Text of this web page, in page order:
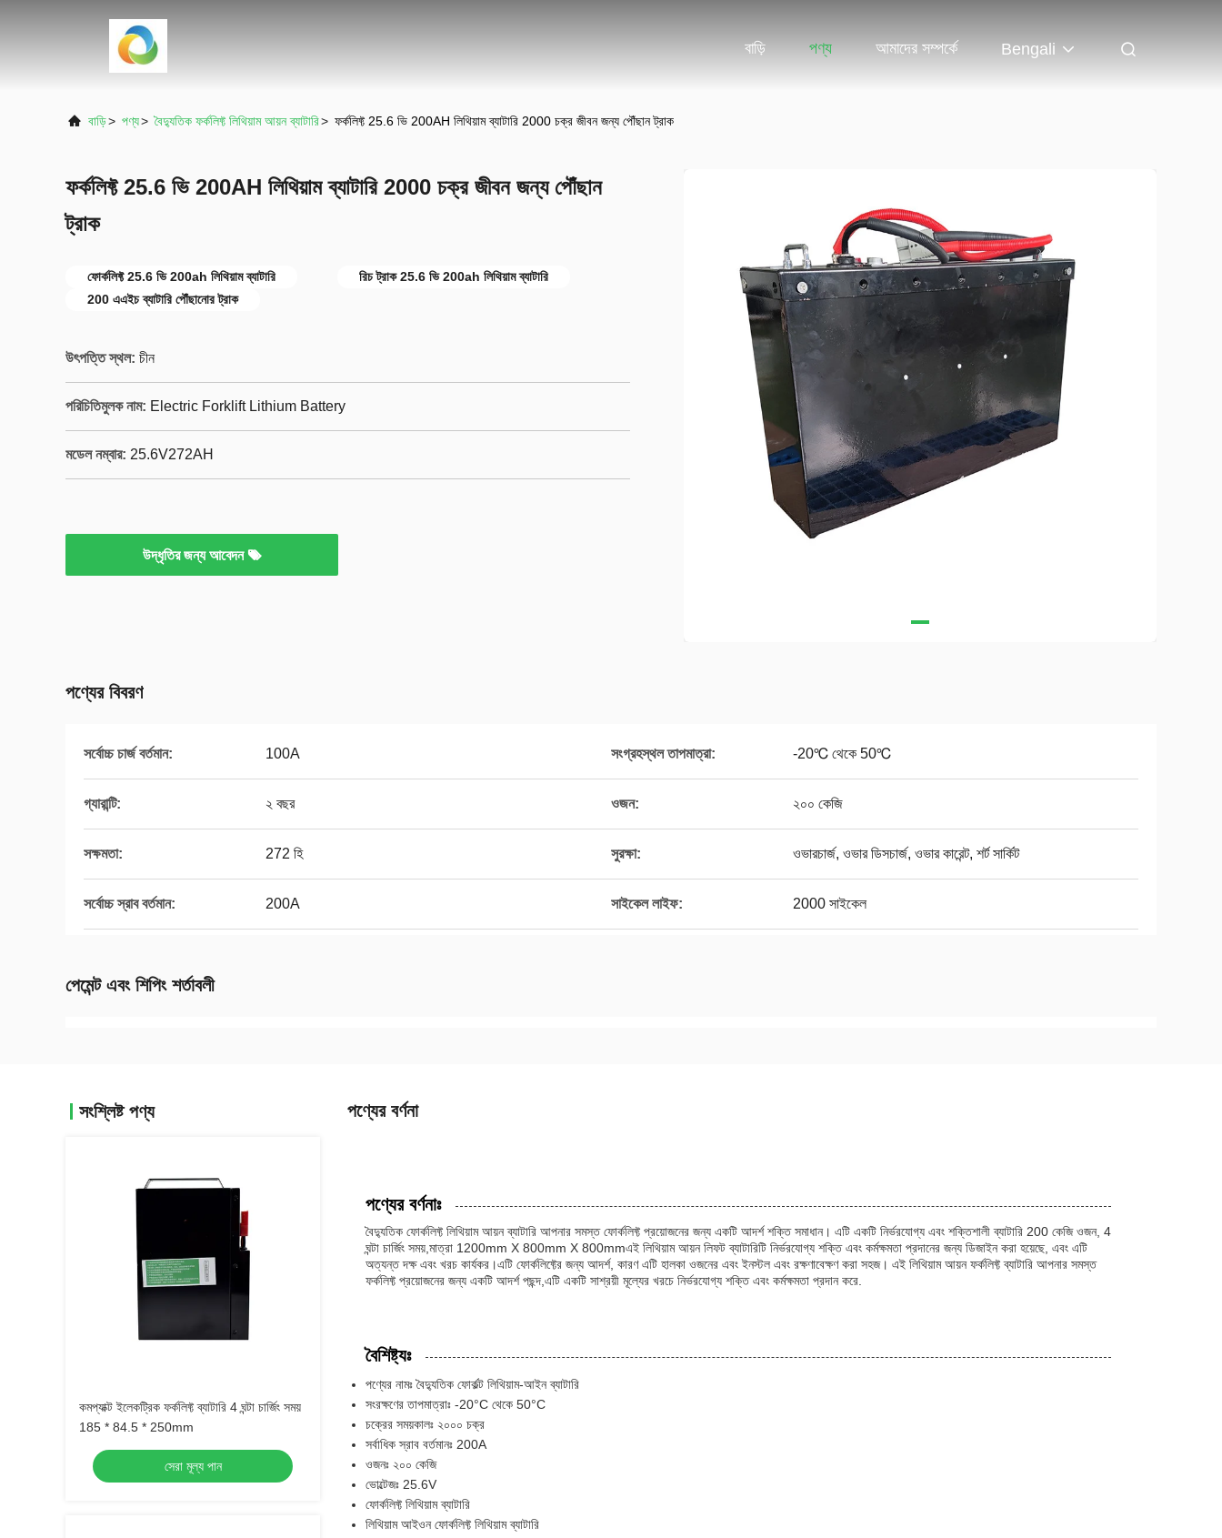
বাড়ি পণ্য আমাদের সম্পর্কে Bengali
বাড়ি> পণ্য> বৈদ্যুতিক ফর্কলিফ্ট লিথিয়াম আয়ন ব্যাটারি> ফর্কলিফ্ট 25.6 ভি 200AH লিথিয়াম ব্যাটারি 2000 চক্র জীবন জন্য পৌঁছান ট্রাক
ফর্কলিফ্ট 25.6 ভি 200AH লিথিয়াম ব্যাটারি 2000 চক্র জীবন জন্য পৌঁছান
ট্রাক
ফোর্কলিফ্ট 25.6 ভি 200ah লিথিয়াম ব্যাটারি
রিচ ট্রাক 25.6 ভি 200ah লিথিয়াম ব্যাটারি
200 এএইচ ব্যাটারি পৌঁছানোর ট্রাক
উৎপত্তি স্থল: চীন
পরিচিতিমুলক নাম: Electric Forklift Lithium Battery
মডেল নম্বার: 25.6V272AH
উদ্ধৃতির জন্য আবেদন
পণ্যের বিবরণ
সর্বোচ্চ চার্জ বর্তমান: 100A সংগ্রহস্থল তাপমাত্রা: -20℃ থেকে 50℃
গ্যারান্টি: ২ বছর ওজন: ২০০ কেজি
সক্ষমতা: 272 হি সুরক্ষা: ওভারচার্জ, ওভার ডিসচার্জ, ওভার কারেন্ট, শর্ট সার্কিট
সর্বোচ্চ স্রাব বর্তমান: 200A সাইকেল লাইফ: 2000 সাইকেল
পেমেন্ট এবং শিপিং শর্তাবলী
সংশ্লিষ্ট পণ্য
কমপ্যাক্ট ইলেকট্রিক ফর্কলিফ্ট ব্যাটারি 4 ঘন্টা চার্জিং সময়
185 * 84.5 * 250mm
সেরা মূল্য পান
পণ্যের বর্ণনা
পণ্যের বর্ণনাঃ
বৈদ্যুতিক ফোর্কলিফ্ট লিথিয়াম আয়ন ব্যাটারি আপনার সমস্ত ফোর্কলিফ্ট প্রয়োজনের জন্য একটি আদর্শ শক্তি সমাধান। এটি একটি নির্ভরযোগ্য এবং শক্তিশালী ব্যাটারি 200 কেজি ওজন, 4
ঘন্টা চার্জিং সময়,মাত্রা 1200mm X 800mm X 800mmএই লিথিয়াম আয়ন লিফট ব্যাটারিটি নির্ভরযোগ্য শক্তি এবং কর্মক্ষমতা প্রদানের জন্য ডিজাইন করা হয়েছে, এবং এটি
অত্যন্ত দক্ষ এবং খরচ কার্যকর।এটি ফোর্কলিফ্টের জন্য আদর্শ, কারণ এটি হালকা ওজনের এবং ইনস্টল এবং রক্ষণাবেক্ষণ করা সহজ। এই লিথিয়াম আয়ন ফর্কলিফ্ট ব্যাটারি আপনার সমস্ত
ফর্কলিফ্ট প্রয়োজনের জন্য একটি আদর্শ পছন্দ,এটি একটি সাশ্রয়ী মূল্যের খরচে নির্ভরযোগ্য শক্তি এবং কর্মক্ষমতা প্রদান করে.
বৈশিষ্ট্যঃ
পণ্যের নামঃ বৈদ্যুতিক ফোর্কল্ট লিথিয়াম-আইন ব্যাটারি
সংরক্ষণের তাপমাত্রাঃ -20°C থেকে 50°C
চক্রের সময়কালঃ ২০০০ চক্র
সর্বাধিক স্রাব বর্তমানঃ 200A
ওজনঃ ২০০ কেজি
ভোল্টেজঃ 25.6V
ফোর্কলিফ্ট লিথিয়াম ব্যাটারি
লিথিয়াম আইওন ফোর্কলিফ্ট লিথিয়াম ব্যাটারি